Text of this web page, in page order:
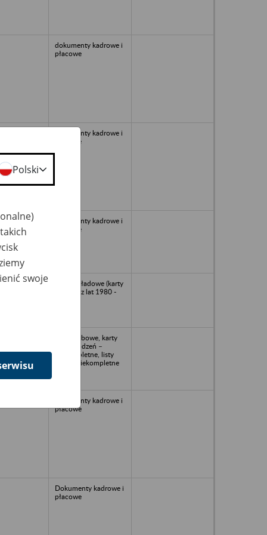
dokumenty kadrowe i
płacowe
dokumenty kadrowe i
płacowe
dokumenty kadrowe i
płacowe
Akta zakładowe (karty
wynagr. z lat 1980 -
akta osobowe, karty
wynagrodzeń –
niekompletne, listy
płac – niekompletne
dokumenty kadrowe i
płacowe
Dokumenty kadrowe i
płacowe
Polski
swoje